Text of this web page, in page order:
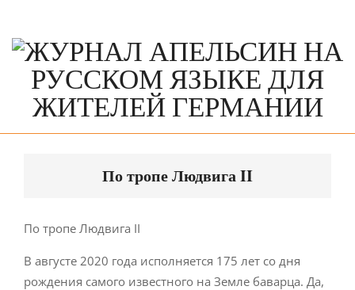
content
По тропе Людвига II
По тропе Людвига II
В августе 2020 года исполняется 175 лет со дня
рождения самого известного на Земле баварца. Да,